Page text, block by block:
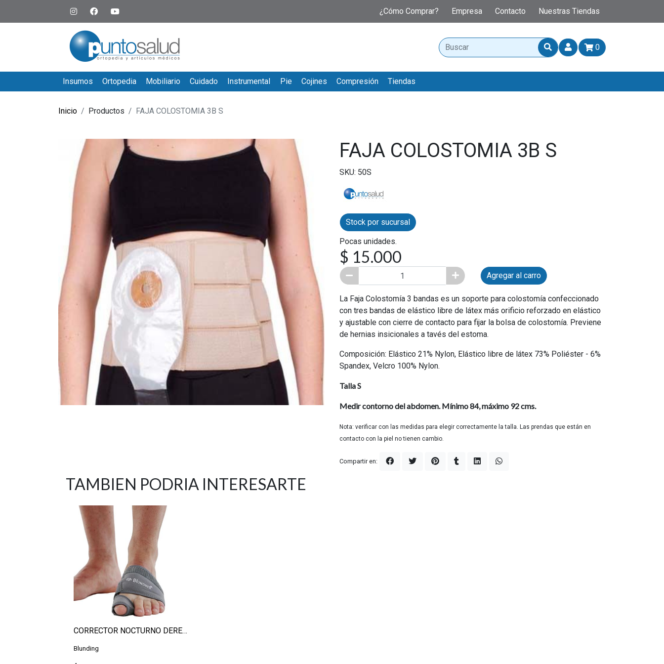
¿Cómo Comprar? Empresa Contacto Nuestras Tiendas
0
Insumos Ortopedia Mobiliario Cuidado Instrumental Pie Cojines Compresión Tiendas
Inicio Productos FAJA COLOSTOMIA 3B S
FAJA COLOSTOMIA 3B S
SKU: 50S
Stock por sucursal
Pocas unidades.
$ 15.000
Agregar al carro
La Faja Colostomía 3 bandas es un soporte para colostomía confeccionado
con tres bandas de elástico libre de látex más orificio reforzado en elástico
y ajustable con cierre de contacto para fijar la bolsa de colostomía. Previene
de hernias insicionales a tavés del estoma.
Composición: Elástico 21% Nylon, Elástico libre de látex 73% Poliéster - 6%
Spandex, Velcro 100% Nylon.
Talla S
Medir contorno del abdomen. Mínimo 84, máximo 92 cms.
Nota: verificar con las medidas para elegir correctamente la talla. Las prendas que están en
contacto con la piel no tienen cambio.
Compartir en:
TAMBIEN PODRIA INTERESARTE
CORRECTOR NOCTURNO DERECHO S
Blunding